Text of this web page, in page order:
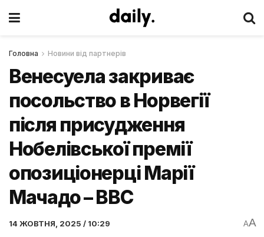
Головна Новини від партнерів
Венесуела закриває
посольство в Норвегії
після присудження
Нобелівської премії
опозиціонерці Марії
Мачадо – ВВС
14 ЖОВТНЯ, 2025 / 10:29 AA